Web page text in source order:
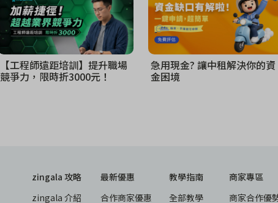
【工程師遠距培訓】提升職場
競爭力，限時折3000元！
急用現金? 讓中租解決你的資
金困境
zingala 攻略
zingala 介紹
最新優惠
合作商家優惠
教學指南
全部教學
商家專區
商家合作優